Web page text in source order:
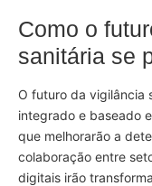
Como o
sanitária se
O futuro da vigilância
integrado e baseado
que melhorarão a
colaboração entre
digitais irão